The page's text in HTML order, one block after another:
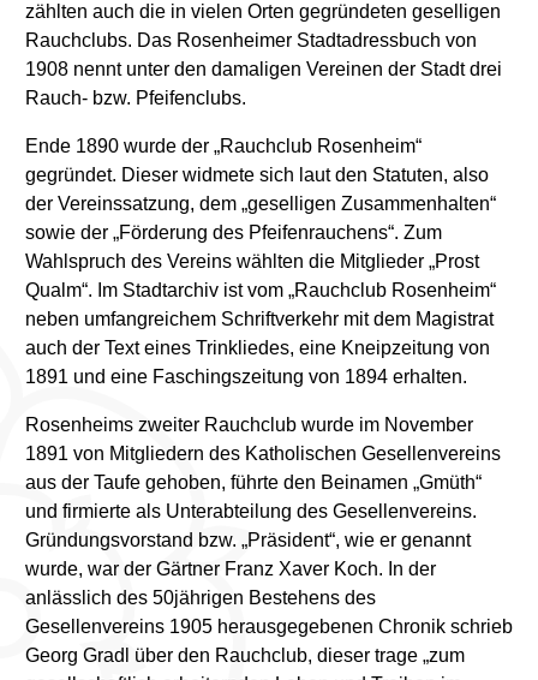
zählten auch die in vielen Orten gegründeten geselligen
Rauchclubs. Das Rosenheimer Stadtadressbuch von
1908 nennt unter den damaligen Vereinen der Stadt drei
Rauch- bzw. Pfeifenclubs.
Ende 1890 wurde der „Rauchclub Rosenheim“
gegründet. Dieser widmete sich laut den Statuten, also
der Vereinssatzung, dem „geselligen Zusammenhalten“
sowie der „Förderung des Pfeifenrauchens“. Zum
Wahlspruch des Vereins wählten die Mitglieder „Prost
Qualm“. Im Stadtarchiv ist vom „Rauchclub Rosenheim“
neben umfangreichem Schriftverkehr mit dem Magistrat
auch der Text eines Trinkliedes, eine Kneipzeitung von
1891 und eine Faschingszeitung von 1894 erhalten.
Rosenheims zweiter Rauchclub wurde im November
1891 von Mitgliedern des Katholischen Gesellenvereins
aus der Taufe gehoben, führte den Beinamen „Gmüth“
und firmierte als Unterabteilung des Gesellenvereins.
Gründungsvorstand bzw. „Präsident“, wie er genannt
wurde, war der Gärtner Franz Xaver Koch. In der
anlässlich des 50jährigen Bestehens des
Gesellenvereins 1905 herausgegebenen Chronik schrieb
Georg Gradl über den Rauchclub, dieser trage „zum